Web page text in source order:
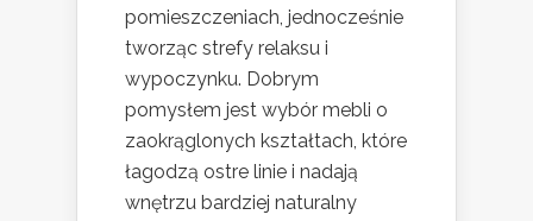
pomieszczeniach, jednocześnie
tworząc strefy relaksu i
wypoczynku. Dobrym
pomysłem jest wybór mebli o
zaokrąglonych kształtach, które
łagodzą ostre linie i nadają
wnętrzu bardziej naturalny